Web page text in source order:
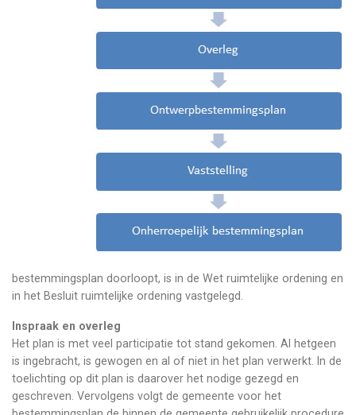
bestemmingsplan doorloopt, is in de Wet ruimtelijke ordening en
in het Besluit ruimtelijke ordening vastgelegd.
Inspraak en overleg
Het plan is met veel participatie tot stand gekomen. Al hetgeen
is ingebracht, is gewogen en al of niet in het plan verwerkt. In de
toelichting op dit plan is daarover het nodige gezegd en
geschreven. Vervolgens volgt de gemeente voor het